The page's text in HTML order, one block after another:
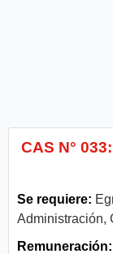
CAS N°
Se requiere:
Administración,
Remuneración: